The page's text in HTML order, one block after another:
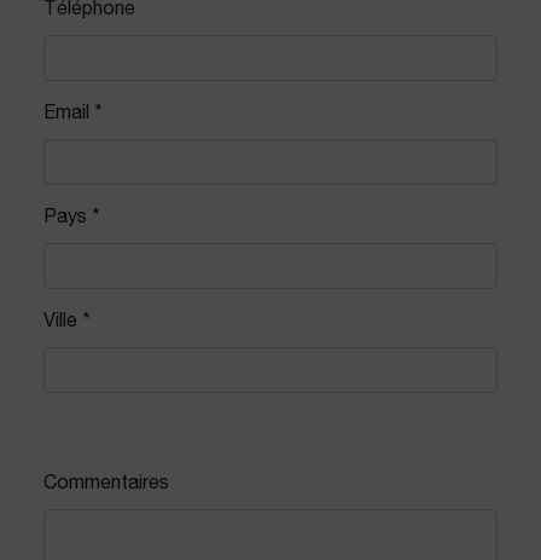
Téléphone
Email *
Pays *
Ville *
Commentaires